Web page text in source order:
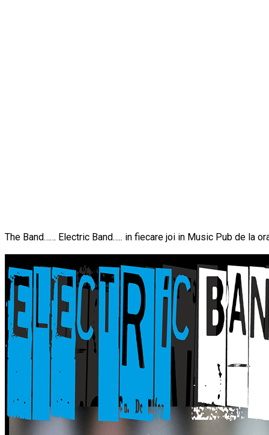
The Band…… Electric Band….. in fiecare joi in Music Pub de la